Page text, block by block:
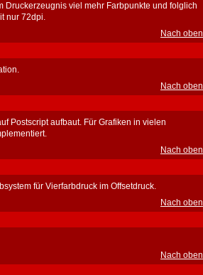
Druckerzeugnis viel mehr Farbpunkte und folglich
nur 72dpi.
Nach oben
Nach oben
Postscript aufbaut. Für Grafiken in vielen
Nach oben
für Vierfarbdruck im Offsetdruck.
Nach oben
Nach oben